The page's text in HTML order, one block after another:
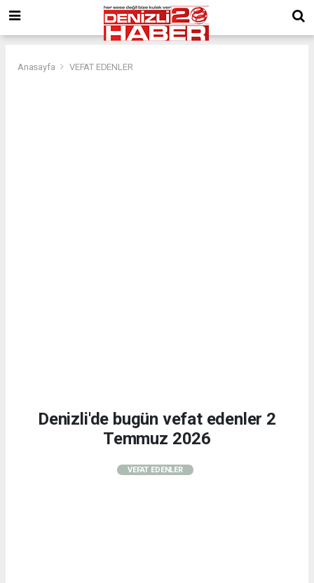
Anasayfa VEFAT EDENLER
Denizli'de bugün vefat edenler 2
Temmuz 2026
VEFAT EDENLER